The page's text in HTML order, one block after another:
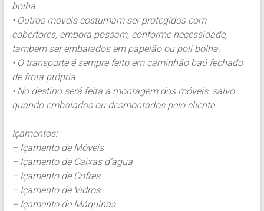
bolha.
• Outros móveis costumam ser protegidos com
cobertores, embora possam, conforme necessidade,
também ser embalados em papelão ou poli bolha.
• O transporte é sempre feito em caminhão baú fechado
de frota própria.
• No destino será feita a montagem dos móveis, salvo
quando embalados ou desmontados pelo cliente.
Içamentos:
– Içamento de Móveis
– Içamento de Caixas d’agua
– Içamento de Cofres
– Içamento de Vidros
– Içamento de Máquinas